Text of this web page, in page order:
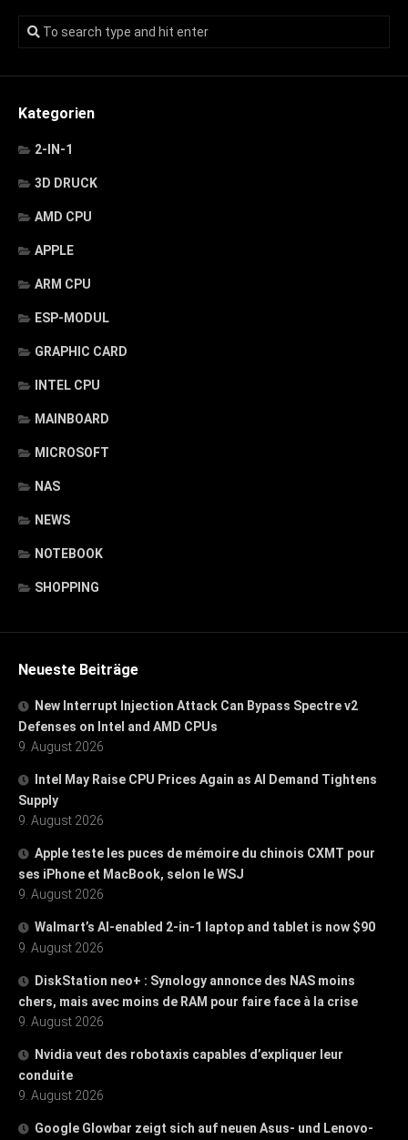
Kategorien
2-IN-1
3D DRUCK
AMD CPU
APPLE
ARM CPU
ESP-MODUL
GRAPHIC CARD
INTEL CPU
MAINBOARD
MICROSOFT
NAS
NEWS
NOTEBOOK
SHOPPING
Neueste Beiträge
New Interrupt Injection Attack Can Bypass Spectre v2
Defenses on Intel and AMD CPUs
9. August 2026
Intel May Raise CPU Prices Again as AI Demand Tightens
Supply
9. August 2026
Apple teste les puces de mémoire du chinois CXMT pour
ses iPhone et MacBook, selon le WSJ
9. August 2026
Walmart’s AI-enabled 2-in-1 laptop and tablet is now $90
9. August 2026
DiskStation neo+ : Synology annonce des NAS moins
chers, mais avec moins de RAM pour faire face à la crise
9. August 2026
Nvidia veut des robotaxis capables d’expliquer leur
conduite
9. August 2026
Google Glowbar zeigt sich auf neuen Asus- und Lenovo-